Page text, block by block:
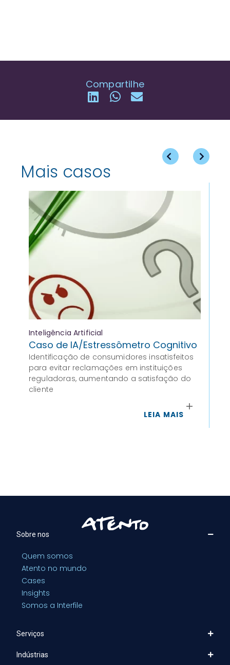
Compartilhe
Mais casos
Inteligência Artificial
Caso de IA/Estressômetro Cognitivo
Identificação de consumidores insatisfeitos
para evitar reclamações em instituições
reguladoras, aumentando a satisfação do
cliente
LEIA MAIS
Sobre nos
Quem somos
Atento no mundo
Cases
Insights
Somos a Interfile
Serviços
Indústrias